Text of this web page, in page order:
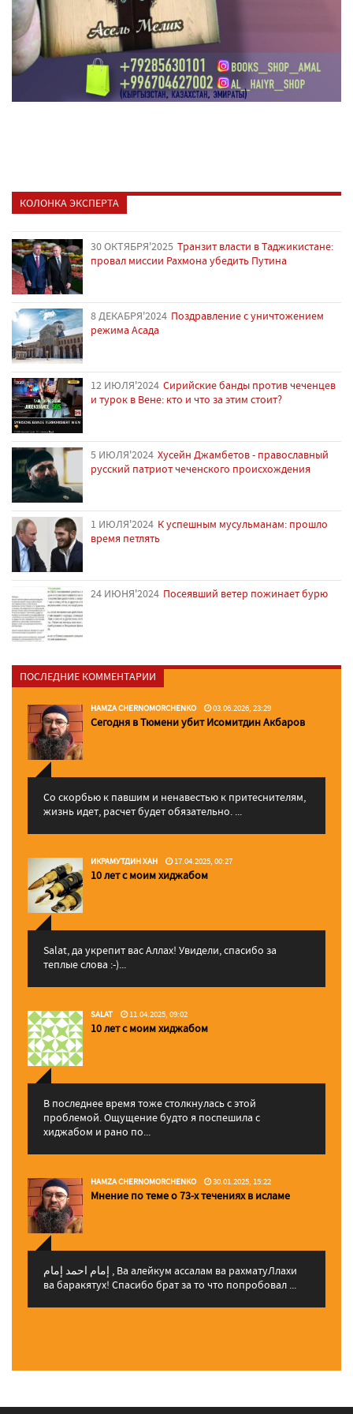
КОЛОНКА ЭКСПЕРТА
30 ОКТЯБРЯ'2025 Транзит власти в Таджикистане:
провал миссии Рахмона убедить Путина
8 ДЕКАБРЯ'2024 Поздравление с уничтожением
режима Асада
12 ИЮЛЯ'2024 Сирийские банды против чеченцев
и турок в Вене: кто и что за этим стоит?
5 ИЮЛЯ'2024 Хусейн Джамбетов - православный
русский патриот чеченского происхождения
1 ИЮЛЯ'2024 К успешным мусульманам: прошло
время петлять
24 ИЮНЯ'2024 Посеявший ветер пожинает бурю
ПОСЛЕДНИЕ КОММЕНТАРИИ
HAMZA CHERNOMORCHENKO 03.06.2026, 23:29
Сегодня в Тюмени убит Исомитдин Акбаров
Со скорбью к павшим и ненавестью к притеснителям,
жизнь идет, расчет будет обязательно. ...
ИКРАМУТДИН ХАН 17.04.2025, 00:27
10 лет с моим хиджабом
Salat, да укрепит вас Аллаx! Увидели, спасибо за
теплые слова :-)...
SALAT 11.04.2025, 09:02
10 лет с моим хиджабом
В последнее время тоже столкнулась с этой
проблемой. Ощущение будто я поспешила с
хиджабом и рано по...
HAMZA CHERNOMORCHENKO 30.01.2025, 15:22
Мнение по теме о 73-х течениях в исламе
إمام احمد إمام , Ва алейкум ассалам ва рахматуЛлахи
ва баракятух! Спасибо брат за то что попробовал ...